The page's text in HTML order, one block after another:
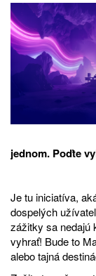
jednom. Poďte
Je tu iniciatíva,
dospelých
zážitky sa nedajú
vyhrať! Bude to
alebo tajná